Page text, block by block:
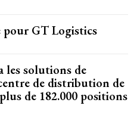
pour GT Logistics
les solutions de
de distribution de
de 182.000 positions